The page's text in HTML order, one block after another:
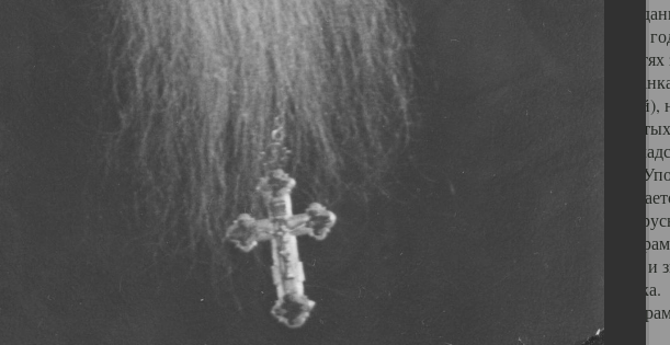
Вопрос о времени строительства храма несколько затруднителен, но по данным
старостой храма Крискентией Антоновной Аверкиевой, храм был воздвигнут в 1864
храме, носящем имя Всех Святых, находим в Архангельских Епархиальных
речь идет о пожертвовании в виде постоянно доходных билетов Государственного
купчихой П гильдии - Павлой Михайловной Шингаревой (урожденной Плотниковой),
поминовение своих родственников. В лихую годину гонений на веру храм Всех
тысяч храмов по всей Руси Великой. В 1927 году храм был закрыт и превращен в
Есть сведения, что в 30-е годы в здании храма был расположен пересыльный пункт.
можно найти в книге Александра Солженицына "Архипелаг ГУЛАГ". В ней
происшедшей в здании храма в 30-е годы. Под тяжестью людей оборвались восьми
между собой множество людей. Похоронены они были поспешно на кладбище при
приведен в полное запустение. Как свидетельствуют очевидцы, были снесены купол и
разобраны полы и печи, замурованы окна, обрезана проводка, повреждена штукатурка.
19 октября 1946 года по ходатайству прихожан, с благословения епископа Леонтия,